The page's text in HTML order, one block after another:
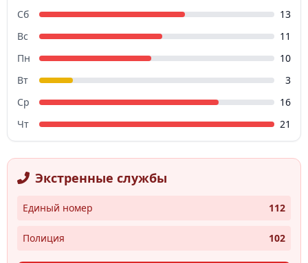
Сб
13
Вс
11
Пн
10
Вт
3
Ср
16
Чт
21
Экстренные службы
Единый номер 112
Полиция 102